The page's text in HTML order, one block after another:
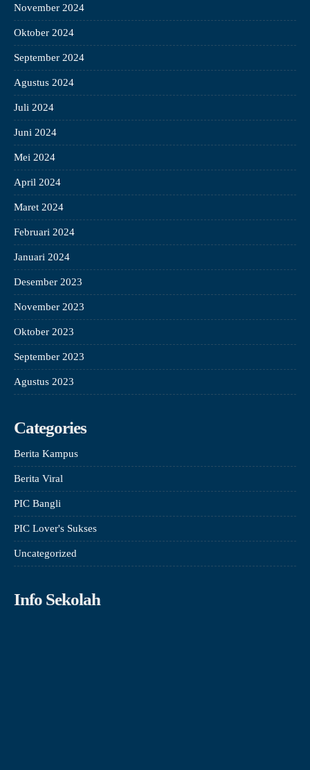
November 2024
Oktober 2024
September 2024
Agustus 2024
Juli 2024
Juni 2024
Mei 2024
April 2024
Maret 2024
Februari 2024
Januari 2024
Desember 2023
November 2023
Oktober 2023
September 2023
Agustus 2023
Categories
Berita Kampus
Berita Viral
PIC Bangli
PIC Lover's Sukses
Uncategorized
Info Sekolah